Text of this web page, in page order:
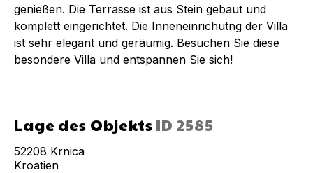
genießen. Die Terrasse ist aus Stein gebaut und
komplett eingerichtet. Die Inneneinrichutng der Villa
ist sehr elegant und geräumig. Besuchen Sie diese
besondere Villa und entspannen Sie sich!
Lage des Objekts ID 2585
52208 Krnica
Kroatien